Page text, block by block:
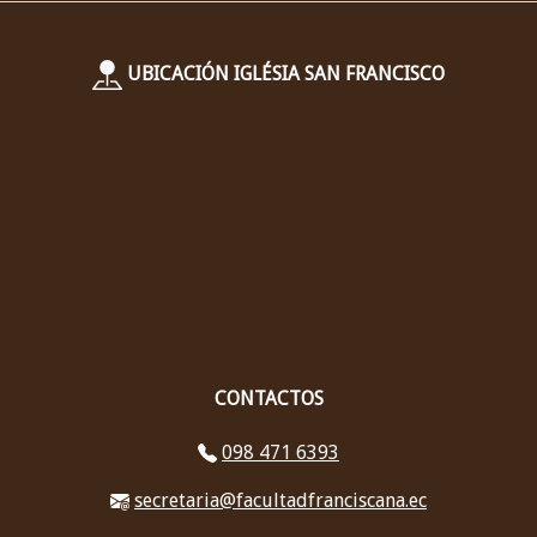
UBICACIÓN IGLÉSIA SAN FRANCISCO
CONTACTOS
098 471 6393
secretaria@facultadfranciscana.ec